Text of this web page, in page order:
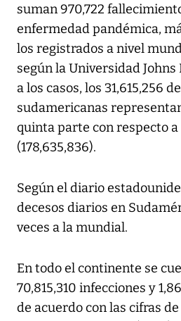
suman 970,722
enfermedad pandémica,
los registrados a nivel
según la Universidad
a los casos, los 31,615,256
sudamericanas
quinta parte con respecto
(178,635,836).
Según el diario
decesos diarios en
veces a la mundial.
En todo el continente se
70,815,310 infecciones y
de acuerdo con las cifras